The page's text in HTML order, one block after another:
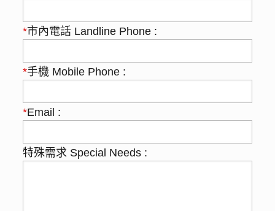
*市內電話 Landline Phone :
*手機 Mobile Phone :
*Email :
特殊需求 Special Needs :